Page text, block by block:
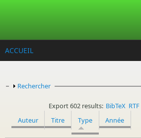
ACCUEIL
Afficher
Rechercher
Export 602 results: BibTeX RTF
Auteur
Titre Type Année